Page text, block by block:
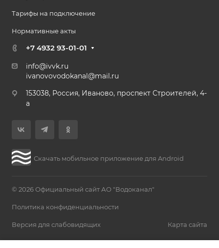
Тарифы на подключение
Нормативные акты
+7 4932 93-01-01
info@ivvk.ru
ivanovovodokanal@mail.ru
153038, Россия, Иваново, проспект Строителей, 4-
а
Скачать мобильное приложение для Android
© 2026 Официальный сайт АО "Водоканал"
Политика конфиденциальности
Версия для слабовидящих Карта сайта